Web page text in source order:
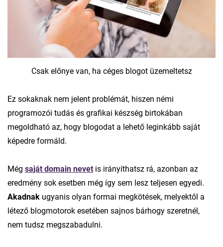
Csak előnye van, ha céges blogot üzemeltetsz
Ez sokaknak nem jelent problémát, hiszen némi
programozói tudás és grafikai készség birtokában
megoldható az, hogy blogodat a lehető leginkább saját
képedre formáld.
Még saját domain nevet is irányíthatsz rá, azonban az
eredmény sok esetben még így sem lesz teljesen egyedi.
Akadnak ugyanis olyan formai megkötések, melyektől a
létező blogmotorok esetében sajnos bárhogy szeretnél,
nem tudsz megszabadulni.